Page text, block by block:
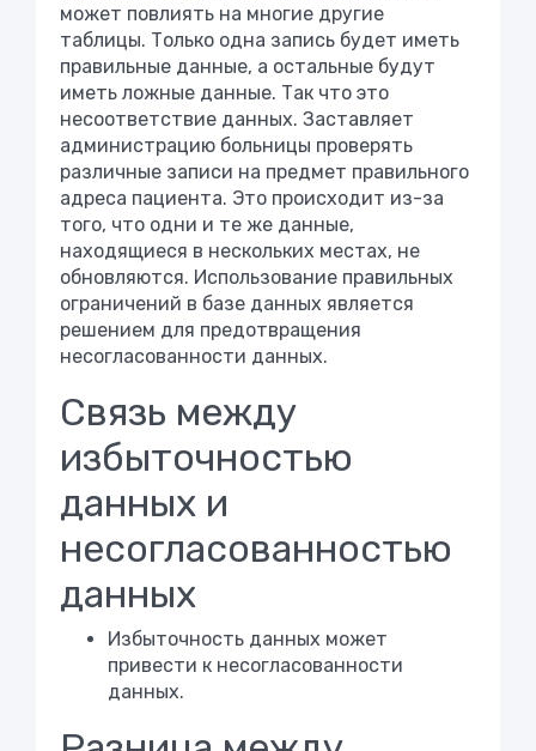
может повлиять на многие другие
таблицы. Только одна запись будет иметь
правильные данные, а остальные будут
иметь ложные данные. Так что это
несоответствие данных. Заставляет
администрацию больницы проверять
различные записи на предмет правильного
адреса пациента. Это происходит из-за
того, что одни и те же данные,
находящиеся в нескольких местах, не
обновляются. Использование правильных
ограничений в базе данных является
решением для предотвращения
несогласованности данных.
Связь между
избыточностью
данных и
несогласованностью
данных
Избыточность данных может
привести к несогласованности
данных.